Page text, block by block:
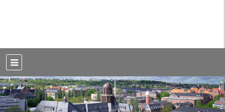
Dresden